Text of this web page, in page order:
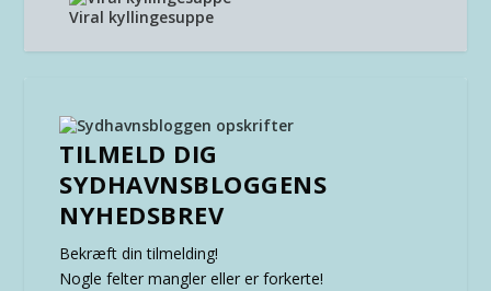
Viral kyllingesuppe
TILMELD DIG
SYDHAVNSBLOGGENS
NYHEDSBREV
Bekræft din tilmelding!
Nogle felter mangler eller er forkerte!